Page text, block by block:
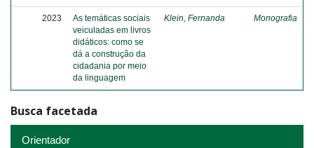
2023
As temáticas sociais
veiculadas em livros
didáticos: como se
dá a construção da
cidadania por meio
da linguagem
Klein, Fernanda Monografia
Busca facetada
Orientador